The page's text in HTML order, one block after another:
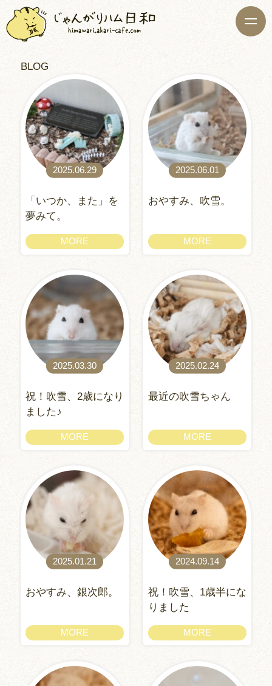
BLOG
2025.06.29
「いつか、また」を
夢みて。
MORE
2025.06.01
おやすみ、吹雪。
MORE
2025.03.30
祝！吹雪、2歳になり
ました♪
MORE
2025.02.24
最近の吹雪ちゃん
MORE
2025.01.21
おやすみ、銀次郎。
MORE
2024.09.14
祝！吹雪、1歳半にな
りました
MORE